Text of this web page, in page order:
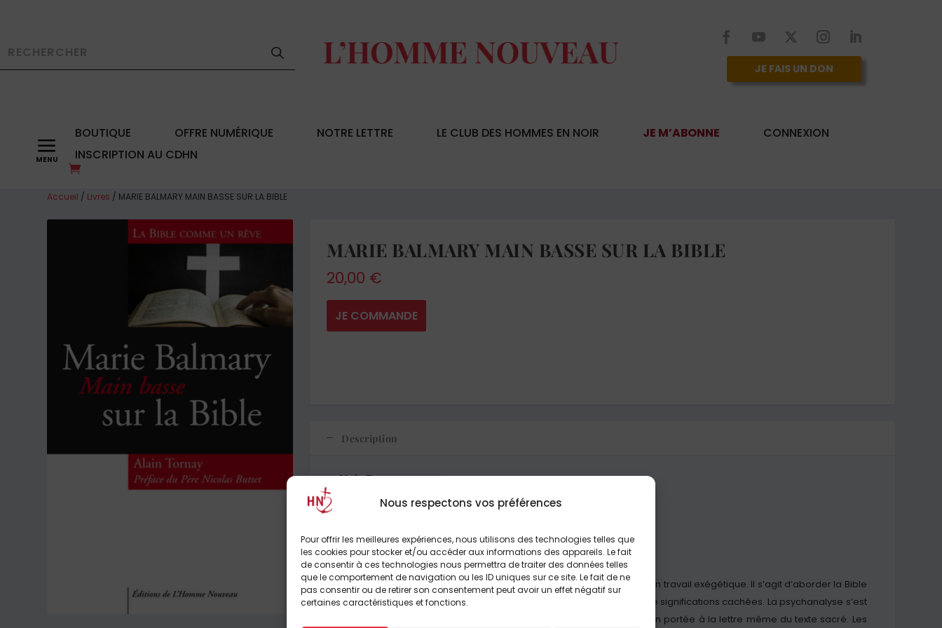
Nous respectons vos préférences
Pour offrir les meilleures expériences, nous utilisons des technologies telles que
les cookies pour stocker et/ou accéder aux informations des appareils. Le fait
de consentir à ces technologies nous permettra de traiter des données telles
que le comportement de navigation ou les ID uniques sur ce site. Le fait de ne
pas consentir ou de retirer son consentement peut avoir un effet négatif sur
certaines caractéristiques et fonctions.
JE FAIS UN DON
a BOUTIQUE OFFRE NUMÉRIQUE NOTRE LETTRE LE CLUB DES HOMMES EN NOIR JE M’ABONNE
CONNEXION
INSCRIPTION AU CDHN
Accueil / Livres / MARIE BALMARY MAIN BASSE SUR LA BIBLE
MARIE BALMARY MAIN BASSE SUR LA BIBLE
20,00 €
JE COMMANDE
Description
Alain Tornay
L’écoute psychanalytique est le métier de Marie Balmary et inspire son travail exégétique. Il s’agit d’aborder la Bible
comme en psychanalyse on écoute un rêve supposé être porteur de significations cachées. La psychanalyse s’est
déjà affrontée à l’Écriture Sainte, mais jamais avec une telle attention portée à la lettre même du texte sacré. Les